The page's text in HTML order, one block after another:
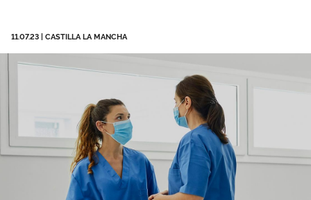
11.07.23 CASTILLA LA MANCHA